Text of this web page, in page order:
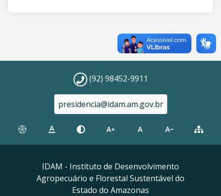
(92) 98452-9911
presidencia@idam.am.gov.br
IDAM - Instituto de Desenvolvimento
Agropecuário e Florestal Sustentável do
Estado do Amazonas